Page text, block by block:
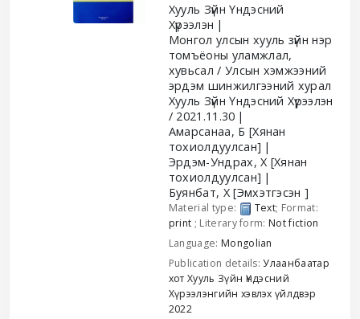
Хууль Зүйн Үндэсний
Хүрээлэн
Монгол улсын хууль зүйн нэр
томъёоны уламжлал,
хувьсал / Улсын хэмжээний
эрдэм шинжилгээний хурал
Хууль Зүйн Үндэсний Хүрээлэн
/ 2021.11.30
Амарсанаа, Б [Хянан
тохиолдуулсан]
Эрдэм-Ундрах, Х [Хянан
тохиолдуулсан]
Буянбат, Х[Эмхэтгэсэн ]
Material type: Text; Format:
print ; Literary form:Not fiction
Language: Mongolian
Publication details:Улаанбаатар
хот Хууль Зүйн Үндэсний
Хүрээлэнгийн хэвлэх үйлдвэр
2022